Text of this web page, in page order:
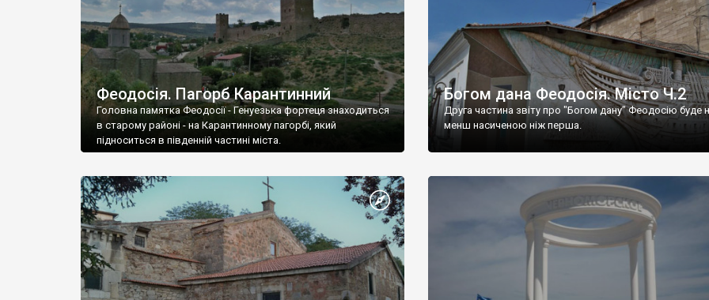
Феодосія. Пагорб Карантинний
Головна памятка Феодосії - Генуезька фортеця знаходиться
в старому районі - на Карантинному пагорбі, який
підноситься в південній частині міста.
Богом дана Феодосія. Місто Ч.2
Друга частина звіту про "Богом дану" Феодосію буде
менш насиченою ніж перша.